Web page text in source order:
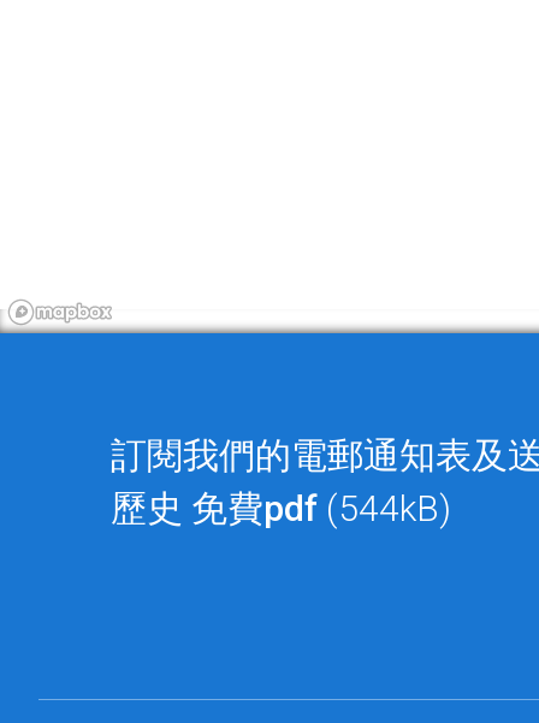
訂閱我們的電郵通知表及
歷史 免費pdf (544kB)